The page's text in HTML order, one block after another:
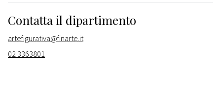
Contatta il dipartimento
artefigurativa@finarte.it
02 3363801